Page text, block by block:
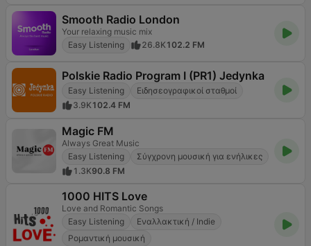
Smooth Radio London
Your relaxing music mix
Easy Listening
26.8K102.2 FM
Polskie Radio Program I (PR1) Jedynka
Easy Listening
Ειδησεογραφικοί σταθμοί
3.9K 102.4 FM
Magic FM
Always Great Music
Easy Listening
Σύγχρονη μουσική για ενήλικες
1.3K90.8 FM
1000 HITS Love
Love and Romantic Songs
Easy Listening
Εναλλακτική / Indie
Ρομαντική μουσική